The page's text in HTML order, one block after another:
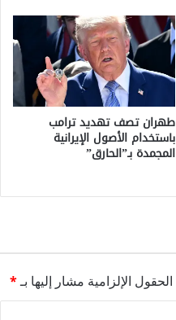
طهران تصف تهديد ترامب
باستخدام الأصول الإيرانية
المجمدة بـ”الحارق”
الحقول الإلزامية مشار إليها بـ*